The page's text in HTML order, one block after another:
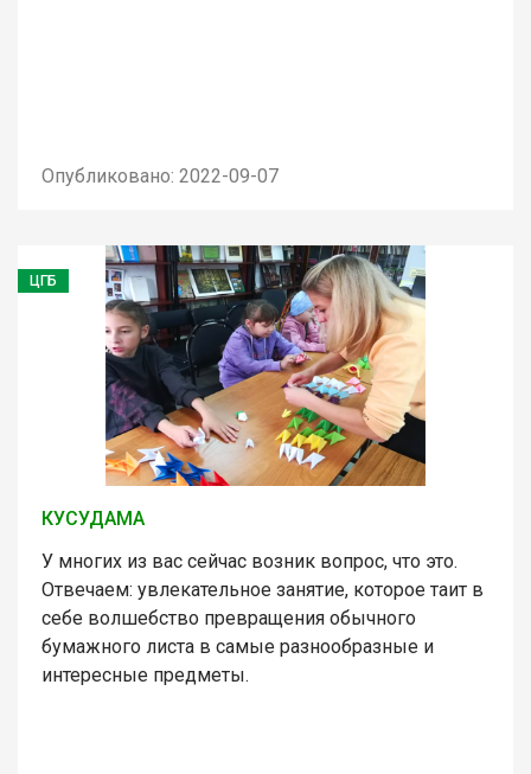
Опубликовано: 2022-09-07
ЦГБ
КУСУДАМА
У многих из вас сейчас возник вопрос, что это.
Отвечаем: увлекательное занятие, которое таит в
себе волшебство превращения обычного
бумажного листа в самые разнообразные и
интересные предметы.